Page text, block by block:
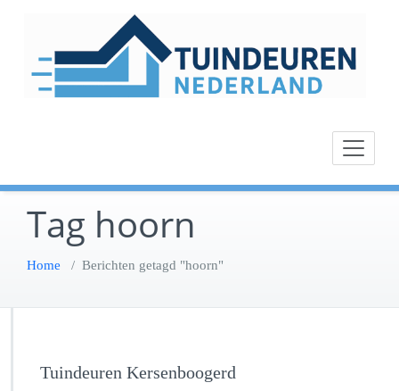
inhoud
Tag hoorn
Home / Berichten getagd "hoorn"
Tuindeuren Kersenboogerd